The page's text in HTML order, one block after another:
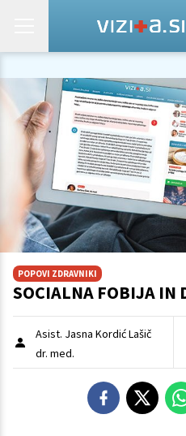
POPOVI ZDRAVNIKI
SOCIALNA FOBIJA IN
Asist. Jasna Kordić Lašič
dr. med.